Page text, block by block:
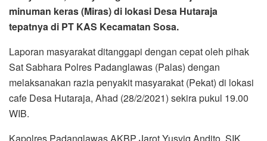
Hutaraja PT KAS Kecamatan Sosa , tidak berkutik saat
dirazia oleh petugas.
Dikatakan, dari lokasi cafe tersebut , diamankan barang
bukti (BB) satu ember putih berisikan miras jenis tuak serta
satu ember kosong yang telah habis terjual serta delapan
teko plastik , satu gayung , saringan dan bungkus plastik
berisi tuak.
Kata Yusuf , pemilik cafe bersama barang bukti miras jenis